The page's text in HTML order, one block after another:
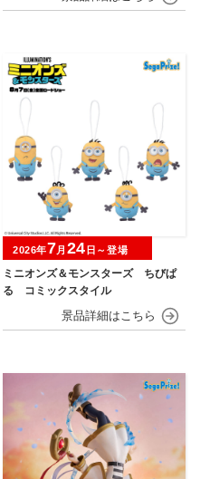
ミニオンズ＆モンスターズ ちびぱ
る コミックスタイル
2026年7月 24 日～登場